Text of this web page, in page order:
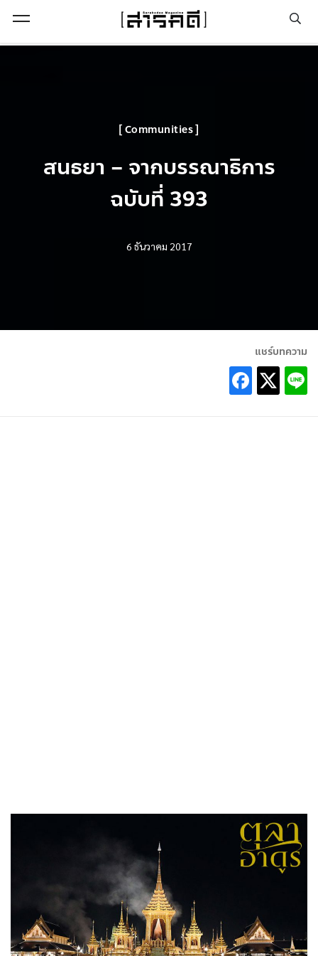
Communities
สนธยา – จากบรรณาธิการ
ฉบับที่ 393
6 ธันวาคม 2017
แชร์บทความ